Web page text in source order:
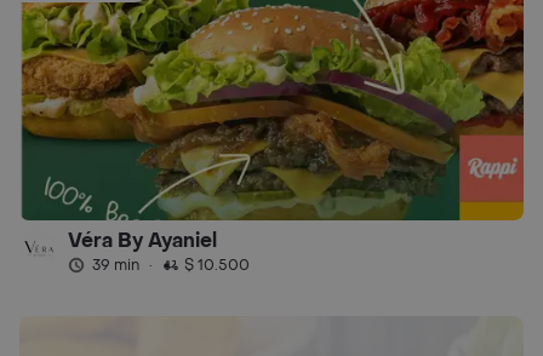
Véra By Ayaniel
39 min · $ 10.500